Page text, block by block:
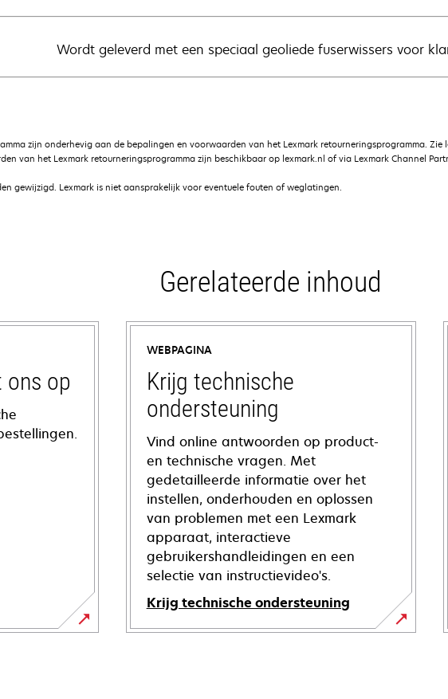
Wordt geleverd met een speciaal geoliede fuserwissers voor
zijn onderhevig aan de bepalingen en voorwaarden van het Lexmark retourneringsprogramma.
van het Lexmark retourneringsprogramma zijn beschikbaar op lexmark.nl of via Lexmark Channel
gewijzigd. Lexmark is niet aansprakelijk voor eventuele fouten of weglatingen.
Gerelateerde inhoud
op
WEBPAGINA
Krijg technische
ondersteuning
Vind online antwoorden op product-
en technische vragen. Met
gedetailleerde informatie over het
instellen, onderhouden en oplossen
van problemen met een Lexmark
apparaat, interactieve
gebruikershandleidingen en een
selectie van instructievideo's.
Krijg technische ondersteuning
opens